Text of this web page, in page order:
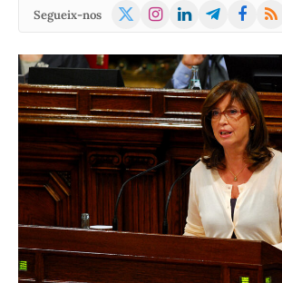
Segueix-nos
X
Instagram
LinkedInTelegramFacebook
RSS